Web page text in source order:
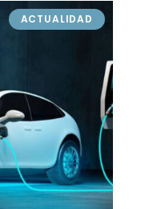
ACTUALIDAD